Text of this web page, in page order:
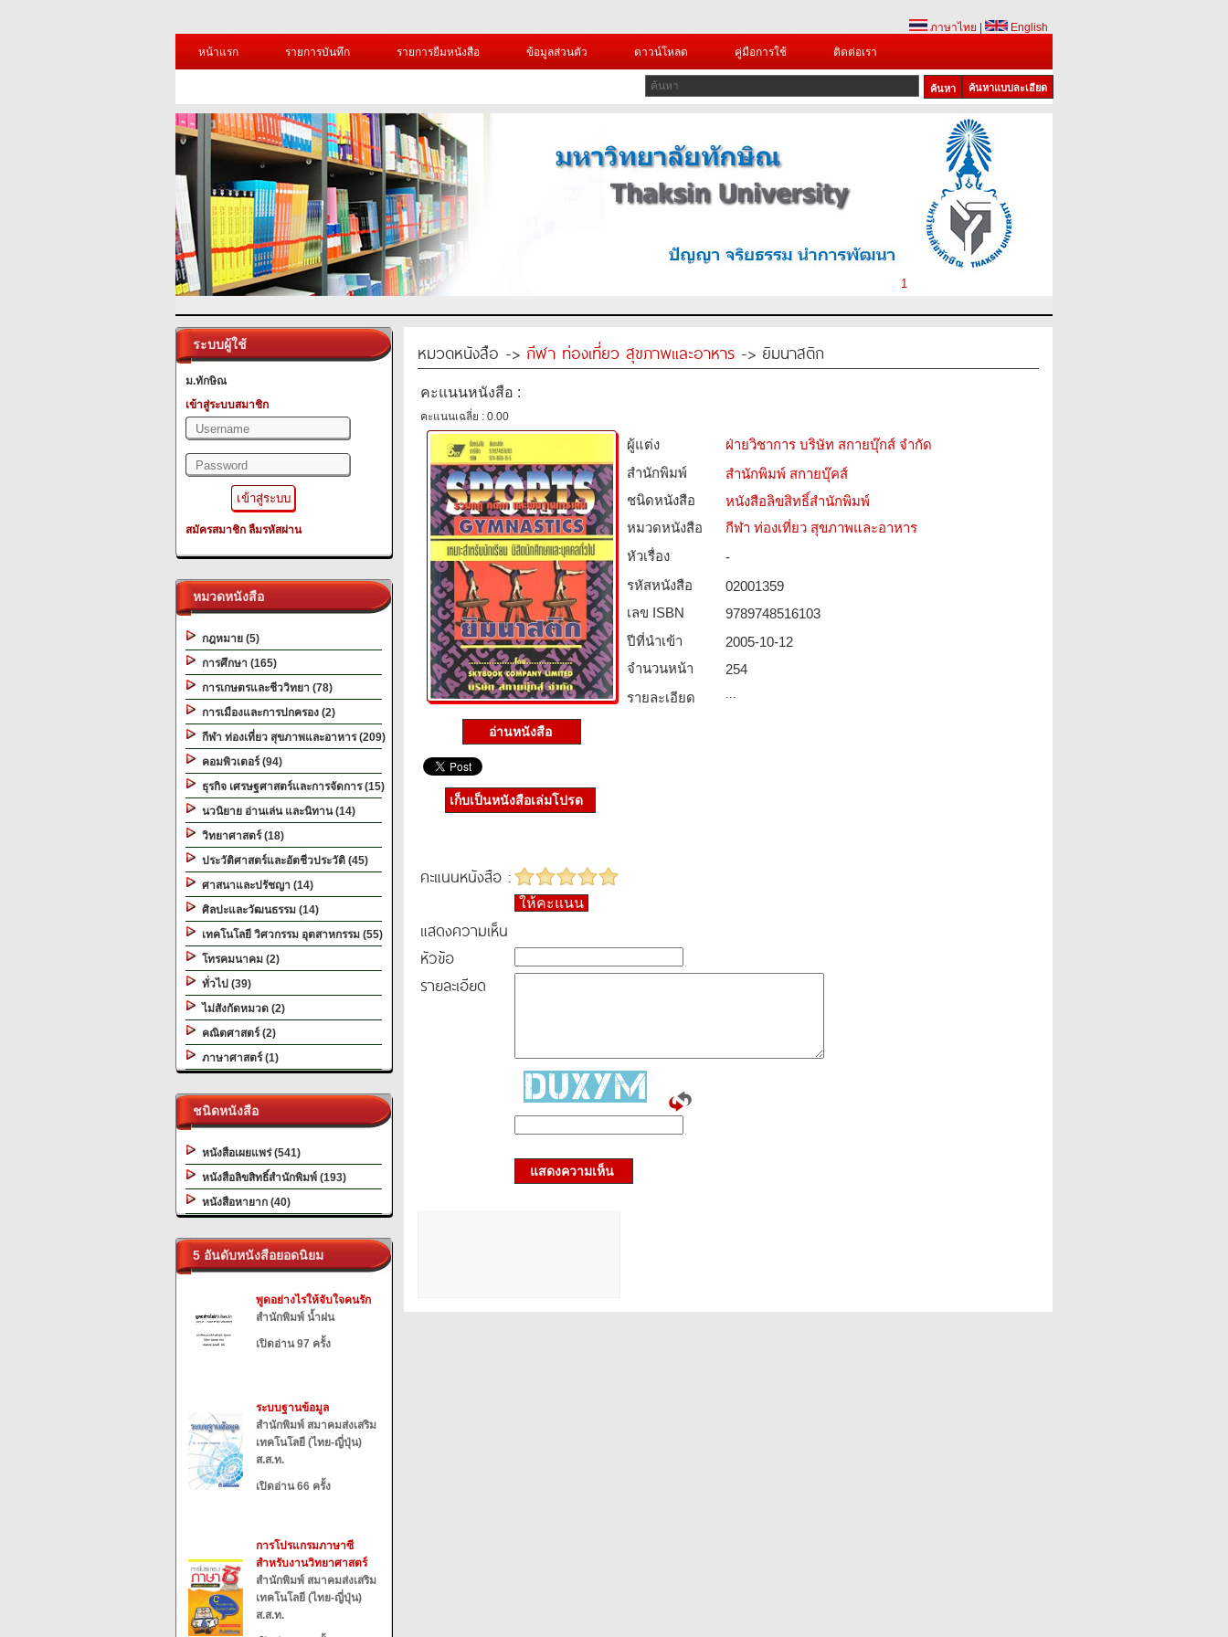
ภาษาไทย
English
หน้าแรก
รายการบันทึก รายการยืมหนังสือ ข้อมูลส่วนตัว ดาวน์โหลด คู่มือการใช้ ติดต่อเรา
ค้นหาแบบละเอียด
1
ระบบผู้ใช้
ม.ทักษิณ
เข้าสู่ระบบสมาชิก
สมัครสมาชิก ลืมรหัสผ่าน
หมวดหนังสือ
กฎหมาย (5)
การศึกษา (165)
การเกษตรและชีววิทยา (78)
การเมืองและการปกครอง (2)
กีฬา ท่องเที่ยว สุขภาพและอาหาร (209)
คอมพิวเตอร์ (94)
ธุรกิจ เศรษฐศาสตร์และการจัดการ (15)
นวนิยาย อ่านเล่น และนิทาน (14)
วิทยาศาสตร์ (18)
ประวัติศาสตร์และอัตชีวประวัติ (45)
ศาสนาและปรัชญา (14)
ศิลปะและวัฒนธรรม (14)
เทคโนโลยี วิศวกรรม อุตสาหกรรม (55)
โทรคมนาคม (2)
ทั่วไป (39)
ไม่สังกัดหมวด (2)
คณิตศาสตร์ (2)
ภาษาศาสตร์ (1)
ชนิดหนังสือ
หนังสือเผยแพร่ (541)
หนังสือลิขสิทธิ์สำนักพิมพ์ (193)
หนังสือหายาก (40)
5 อันดับหนังสือยอดนิยม
พูดอย่างไรให้จับใจคนรัก
สำนักพิมพ์ น้ำฝน
เปิดอ่าน 97 ครั้ง
ระบบฐานข้อมูล
สำนักพิมพ์ สมาคมส่งเสริม
เทคโนโลยี (ไทย-ญี่ปุ่น)
ส.ส.ท.
เปิดอ่าน 66 ครั้ง
การโปรแกรมภาษาซี
สำหรับงานวิทยาศาสตร์
สำนักพิมพ์ สมาคมส่งเสริม
เทคโนโลยี (ไทย-ญี่ปุ่น)
ส.ส.ท.
หมวดหนังสือ -> กีฬา ท่องเที่ยว สุขภาพและอาหาร -> ยิมนาสติก
คะแนนหนังสือ :
คะแนนเฉลี่ย : 0.00
อ่านหนังสือ
ผู้แต่ง
ฝ่ายวิชาการ บริษัท สกายบุ๊กส์ จำกัด
สำนักพิมพ์
สำนักพิมพ์ สกายบุ๊คส์
ชนิดหนังสือ­
หนังสือลิขสิทธิ์สำนักพิมพ์
หมวดหนังสือ­
กีฬา ท่องเที่ยว สุขภาพและอาหาร
หัวเรื่อง
-
รหัสหนังสือ­
02001359
เลข ISBN
9789748516103
ปีที่นำเข้า
2005-10-12
จำนวนหน้า
254
รายละเอียด
...
เก็บเป็นหนังสือเล่มโปรด
คะแนนหนังสือ :
ให้คะแนน
แสดงความเห็น
หัวข้อ
รายละเอียด
แสดงความเห็น